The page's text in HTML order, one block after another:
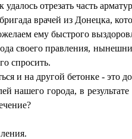
удалось отрезать часть
врачей из Донецка,
ему быстрого
своего правления,
спросить.
и на другой бетонке - это
нашего города, в